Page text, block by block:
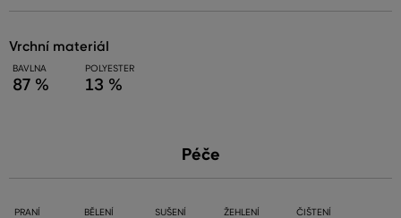
vrchní materiál
BAVLNA
87 %
POLYESTER
13 %
Péče
PRANÍ BĚLENÍ SUŠENÍ ŽEHLENÍ ČIŠTENÍ